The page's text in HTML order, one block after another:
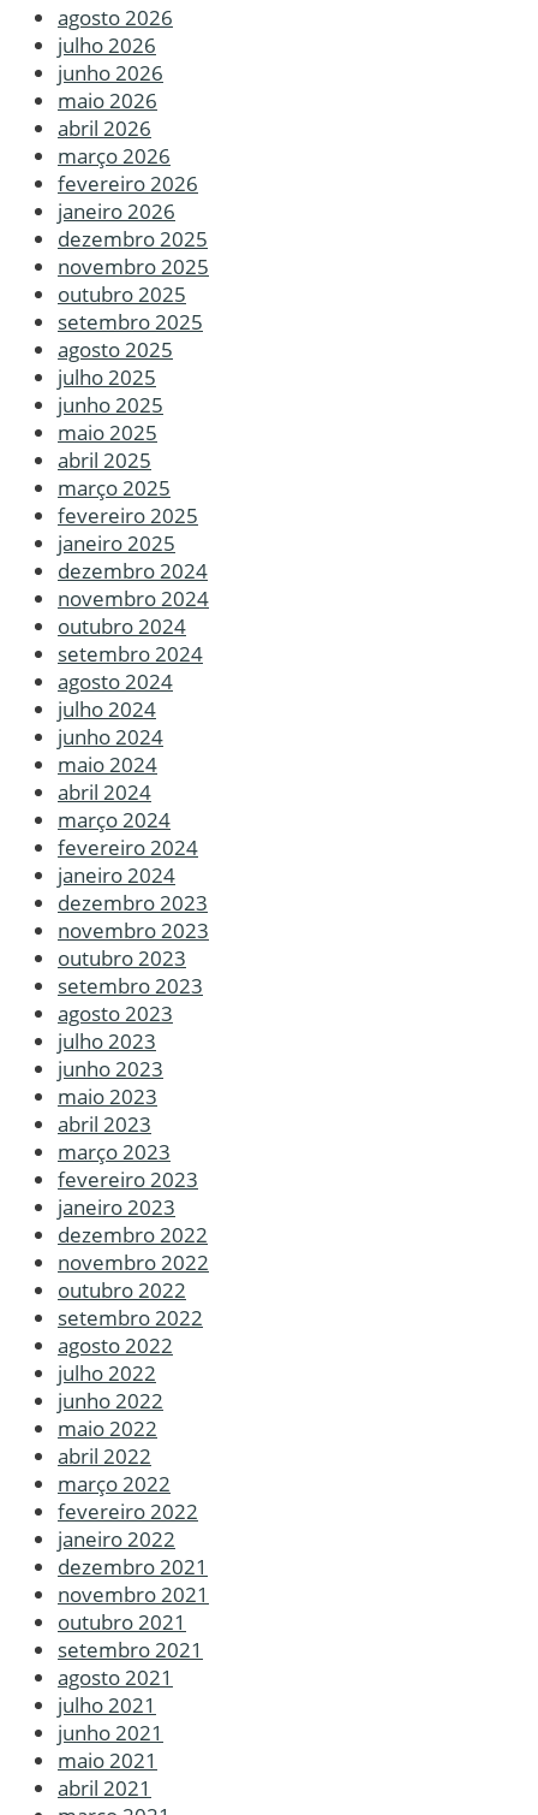
agosto 2026
julho 2026
junho 2026
maio 2026
abril 2026
março 2026
fevereiro 2026
janeiro 2026
dezembro 2025
novembro 2025
outubro 2025
setembro 2025
agosto 2025
julho 2025
junho 2025
maio 2025
abril 2025
março 2025
fevereiro 2025
janeiro 2025
dezembro 2024
novembro 2024
outubro 2024
setembro 2024
agosto 2024
julho 2024
junho 2024
maio 2024
abril 2024
março 2024
fevereiro 2024
janeiro 2024
dezembro 2023
novembro 2023
outubro 2023
setembro 2023
agosto 2023
julho 2023
junho 2023
maio 2023
abril 2023
março 2023
fevereiro 2023
janeiro 2023
dezembro 2022
novembro 2022
outubro 2022
setembro 2022
agosto 2022
julho 2022
junho 2022
maio 2022
abril 2022
março 2022
fevereiro 2022
janeiro 2022
dezembro 2021
novembro 2021
outubro 2021
setembro 2021
agosto 2021
julho 2021
junho 2021
maio 2021
abril 2021